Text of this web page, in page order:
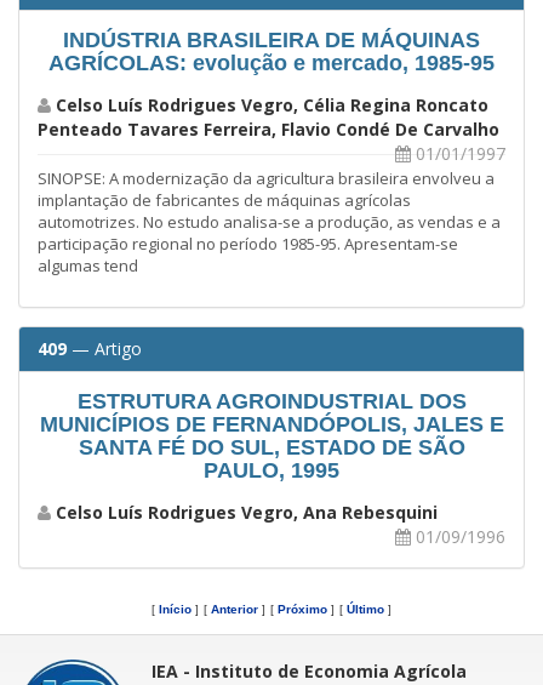
INDÚSTRIA BRASILEIRA DE MÁQUINAS
AGRÍCOLAS: evolução e mercado, 1985-95
Celso Luís Rodrigues Vegro, Célia Regina Roncato
Penteado Tavares Ferreira, Flavio Condé De Carvalho
01/01/1997
SINOPSE: A modernização da agricultura brasileira envolveu a
implantação de fabricantes de máquinas agrícolas
automotrizes. No estudo analisa-se a produção, as vendas e a
participação regional no período 1985-95. Apresentam-se
algumas tend
409 — Artigo
ESTRUTURA AGROINDUSTRIAL DOS
MUNICÍPIOS DE FERNANDÓPOLIS, JALES E
SANTA FÉ DO SUL, ESTADO DE SÃO
PAULO, 1995
Celso Luís Rodrigues Vegro, Ana Rebesquini
01/09/1996
[ Início ] [ Anterior ] [ Próximo ] [ Último ]
IEA - Instituto de Economia Agrícola